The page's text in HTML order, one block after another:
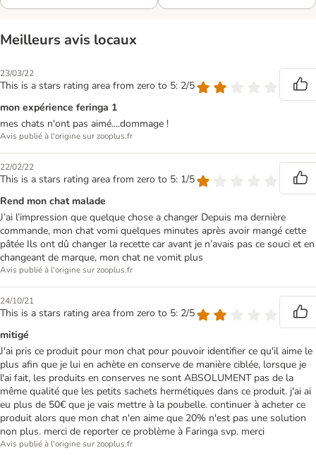
Meilleurs avis locaux
23/03/22
This is a stars rating area from zero to 5: 2/5
mon expérience feringa 1
mes chats n'ont pas aimé....dommage !
Avis publié à l'origine sur zooplus.fr
22/02/22
This is a stars rating area from zero to 5: 1/5
Rend mon chat malade
J’ai l’impression que quelque chose a changer Depuis ma dernière
commande, mon chat vomi quelques minutes après avoir mangé cette
pâtée Ils ont dû changer la recette car avant je n’avais pas ce souci et en
changeant de marque, mon chat ne vomit plus
Avis publié à l'origine sur zooplus.fr
24/10/21
This is a stars rating area from zero to 5: 2/5
mitigé
J'ai pris ce produit pour mon chat pour pouvoir identifier ce qu'il aime le
plus afin que je lui en achète en conserve de manière ciblée, lorsque je
l'ai fait, les produits en conserves ne sont ABSOLUMENT pas de la
même qualité que les petits sachets hermétiques dans ce produit. j'ai ai
eu plus de 50€ que je vais mettre à la poubelle. continuer à acheter ce
produit alors que mon chat n'en aime que 20% n'est pas une solution
non plus. merci de reporter ce problème à Faringa svp. merci
Avis publié à l'origine sur zooplus.fr